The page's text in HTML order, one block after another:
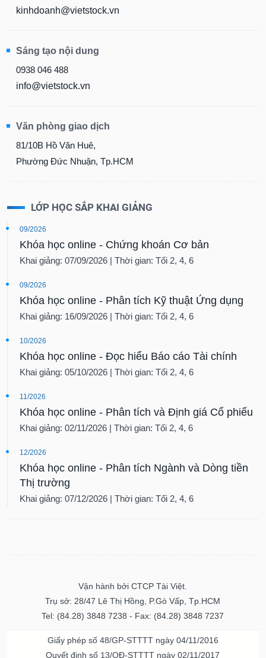
kinhdoanh@vietstock.vn
Sáng tạo nội dung
0938 046 488
info@vietstock.vn
Văn phòng giao dịch
81/10B Hồ Văn Huê,
Phường Đức Nhuận, Tp.HCM
LỚP HỌC SẮP KHAI GIẢNG
09/2026
Khóa học online - Chứng khoán Cơ bản
Khai giảng: 07/09/2026 | Thời gian: Tối 2, 4, 6
09/2026
Khóa học online - Phân tích Kỹ thuật Ứng dụng
Khai giảng: 16/09/2026 | Thời gian: Tối 2, 4, 6
10/2026
Khóa học online - Đọc hiểu Báo cáo Tài chính
Khai giảng: 05/10/2026 | Thời gian: Tối 2, 4, 6
11/2026
Khóa học online - Phân tích và Định giá Cổ phiếu
Khai giảng: 02/11/2026 | Thời gian: Tối 2, 4, 6
12/2026
Khóa học online - Phân tích Ngành và Dòng tiền
Thị trường
Khai giảng: 07/12/2026 | Thời gian: Tối 2, 4, 6
Vận hành bởi CTCP Tài Việt.
Trụ sở: 28/47 Lê Thị Hồng, P.Gò Vấp, Tp.HCM
Tel: (84.28) 3848 7238 - Fax: (84.28) 3848 7237
Giấy phép số 48/GP-STTTT ngày 04/11/2016
Quyết định số 13/QĐ-STTTT ngày 02/11/2017